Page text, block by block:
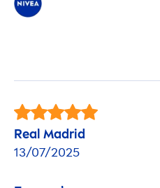
Real Madrid
13/07/2025